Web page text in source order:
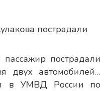
пострадали
двух автомобилей…
в УМВД России по